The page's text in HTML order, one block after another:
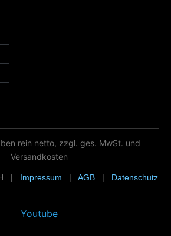
rein netto, zzgl. ges. MwSt. und
Versandkosten
| Impressum | AGB | Datenschutz
Youtube